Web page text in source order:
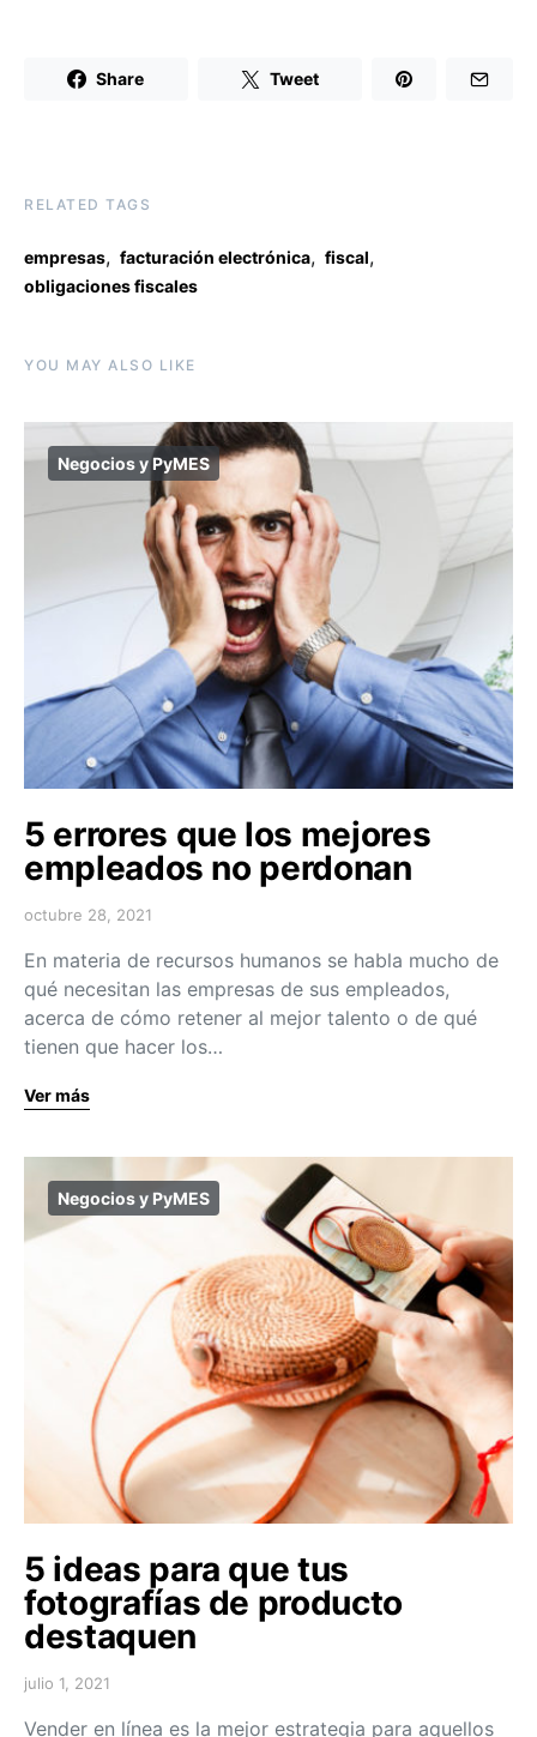
Share Tweet
RELATED TAGS
empresas, facturación electrónica, fiscal,
obligaciones fiscales
YOU MAY ALSO LIKE
Negocios y PyMES
5 errores que los mejores
empleados no perdonan
octubre 28, 2021
En materia de recursos humanos se habla mucho de
qué necesitan las empresas de sus empleados,
acerca de cómo retener al mejor talento o de qué
tienen que hacer los…
Ver más
Negocios y PyMES
5 ideas para que tus
fotografías de producto
destaquen
julio 1, 2021
Vender en línea es la mejor estrategia para aquellos